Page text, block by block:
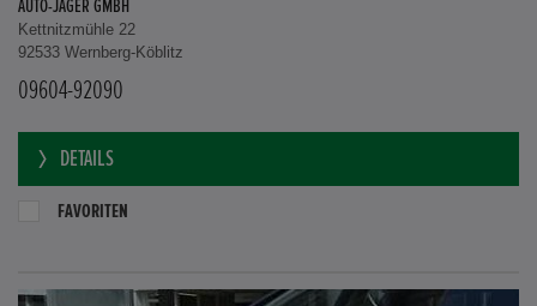
AUTO-JÄGER GMBH
Kettnitzmühle 22
92533 Wernberg-Köblitz
09604-92090
DETAILS
FAVORITEN